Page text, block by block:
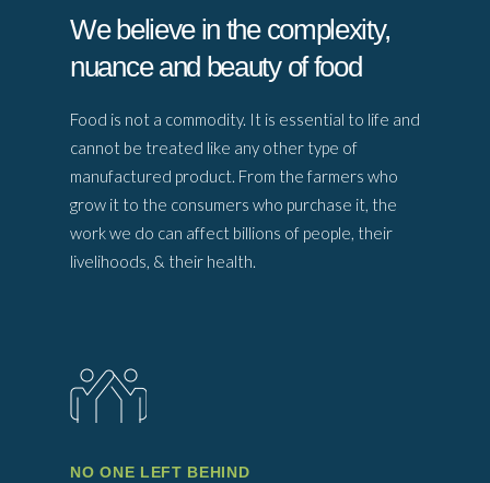
We believe in the complexity,
nuance and beauty of food
Food is not a commodity. It is essential to life and
cannot be treated like any other type of
manufactured product. From the farmers who
grow it to the consumers who purchase it, the
work we do can affect billions of people, their
livelihoods, & their health.
NO ONE LEFT BEHIND